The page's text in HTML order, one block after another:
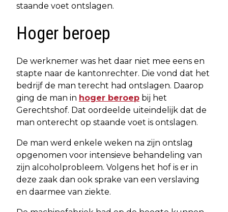
staande voet ontslagen.
Hoger beroep
De werknemer was het daar niet mee eens en
stapte naar de kantonrechter. Die vond dat het
bedrijf de man terecht had ontslagen. Daarop
ging de man in hoger beroep bij het
Gerechtshof. Dat oordeelde uiteindelijk dat de
man onterecht op staande voet is ontslagen.
De man werd enkele weken na zijn ontslag
opgenomen voor intensieve behandeling van
zijn alcoholprobleem. Volgens het hof is er in
deze zaak dan ook sprake van een verslaving
en daarmee van ziekte.